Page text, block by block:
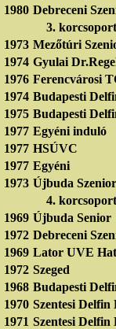
1980 Debreceni
3.
1973 Mezőtúri
1974 Gyulai
1976 Ferencvárosi
1974 Budapesti
1975 Budapesti
1977 Egyéni induló
1977 HSÚVC
1977 Egyéni
1973 Újbuda Szenior
4.
1969 Újbuda Senior
1972 Debreceni
1969 Lator UVE
1972 Szeged
1968 Budapesti
1970 Szentesi Delfin
1971 Szentesi Delfin